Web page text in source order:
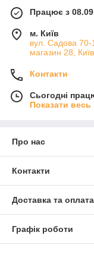
Працює з
м. Київ
вул. Садова 70-
магазин 28,
Контакти
Сьогодні
Показати весь
Про нас
Контакти
Доставка та оплата
Графік роботи